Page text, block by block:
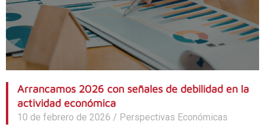
Arrancamos 2026 con señales de debilidad en la
actividad económica
10 de febrero de 2026 / Perspectivas Económicas